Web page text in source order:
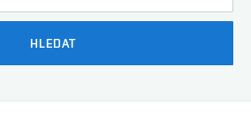
HLEDAT